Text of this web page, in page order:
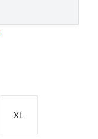
Talla
XL